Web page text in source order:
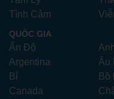
Tình Cảm
QUỐC GIA
Ấn Độ
Argentina
Âu
Bỉ
Bồ
Canada